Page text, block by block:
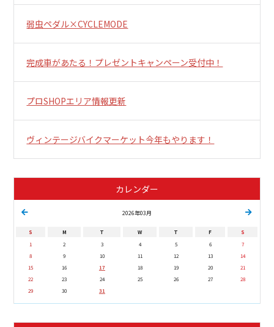
弱虫ペダル×CYCLEMODE
完成車があたる！プレゼントキャンペーン受付中！
プロSHOPエリア情報更新
ヴィンテージバイクマーケット今年もやります！
カレンダー
2026年03月
S M T W T F
S
1
2 3 4 5 6
7
8
9 10 11 12 13
14
15
16 17 18 19 20
21
22
23 24 25 26 27
28
29
30 31